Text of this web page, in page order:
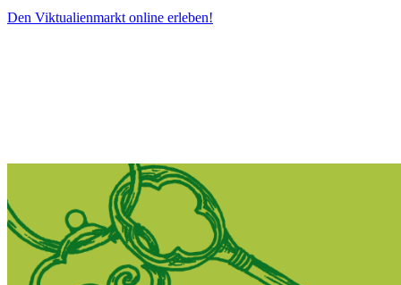
Den Viktualienmarkt online erleben!